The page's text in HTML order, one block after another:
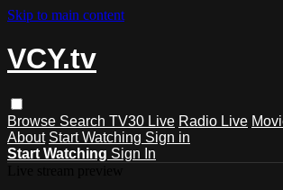
Skip to main content
VCY.tv
Browse Search TV30 Live Radio Live
About Start Watching Sign in
Start Watching Sign In